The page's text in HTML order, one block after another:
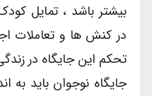
بیشتر باشد ، تمایل
در کنش ها و تعاملات
تحکم این جایگاه در
جایگاه نوجوان باید به